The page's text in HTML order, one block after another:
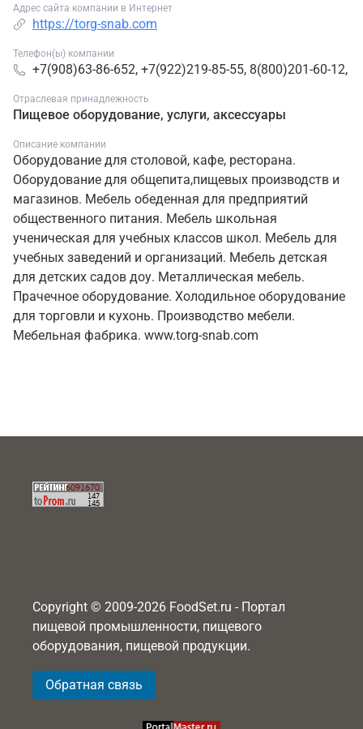
Адрес сайта компании в Интернет
https://torg-snab.com
Телефон(ы) компании
+7(908)63-86-652, +7(922)219-85-55, 8(800)201-60-12,
Отраслевая принадлежность
Пищевое оборудование, услуги, аксессуары
Описание компании
Оборудование для столовой, кафе, ресторана.
Оборудование для общепита,пищевых производств и
магазинов. Мебель обеденная для предприятий
общественного питания. Мебель школьная
ученическая для учебных классов школ. Мебель для
учебных заведений и организаций. Мебель детская
для детских садов доу. Металлическая мебель.
Прачечное оборудование. Холодильное оборудование
для торговли и кухонь. Производство мебели.
Мебельная фабрика. www.torg-snab.com
Copyright © 2009-2026 FoodSet.ru - Портал
пищевой промышленности, пищевого
оборудования, пищевой продукции.
Обратная связь